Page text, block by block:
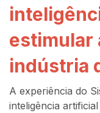
estimular
indústria
A experiência do
inteligência